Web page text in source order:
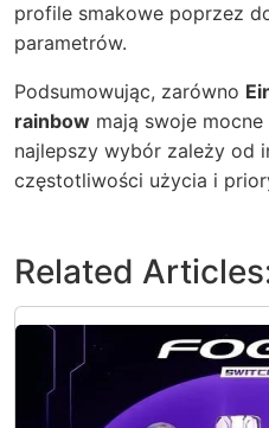
profile smakowe poprzez
parametrów.
Podsumowując, zarówno
rainbow mają swoje
najlepszy wybór zależy od
częstotliwości użycia i
Related